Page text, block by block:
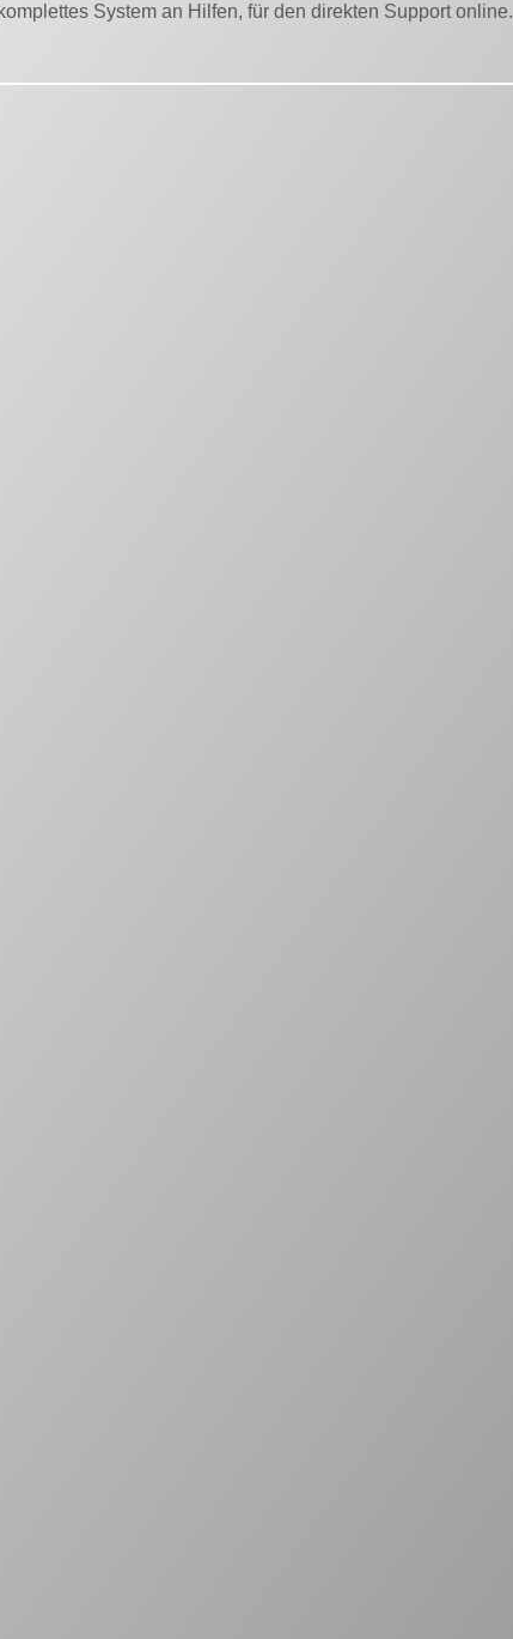
System an Hilfen, für den direkten Support online.